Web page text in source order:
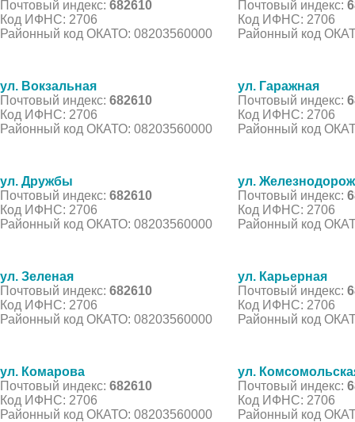
Почтовый индекс: 682610
Код ИФНС: 2706
Районный код ОКАТО: 08203560000
Почтовый индекс:
Код ИФНС: 2706
Районный код
ул. Вокзальная
Почтовый индекс: 682610
Код ИФНС: 2706
Районный код ОКАТО: 08203560000
ул. Гаражная
Почтовый индекс:
Код ИФНС: 2706
Районный код
ул. Дружбы
Почтовый индекс: 682610
Код ИФНС: 2706
Районный код ОКАТО: 08203560000
ул.
Почтовый индекс:
Код ИФНС: 2706
Районный код
ул. Зеленая
Почтовый индекс: 682610
Код ИФНС: 2706
Районный код ОКАТО: 08203560000
ул. Карьерная
Почтовый индекс:
Код ИФНС: 2706
Районный код
ул. Комарова
Почтовый индекс: 682610
Код ИФНС: 2706
Районный код ОКАТО: 08203560000
ул.
Почтовый индекс:
Код ИФНС: 2706
Районный код